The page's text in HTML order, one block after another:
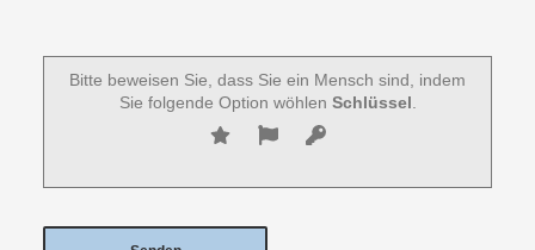
Bitte beweisen Sie, dass Sie ein Mensch sind, indem
Sie folgende Option wöhlen Schlüssel